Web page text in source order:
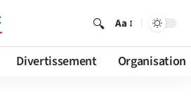
Aa
Divertissement Organisation